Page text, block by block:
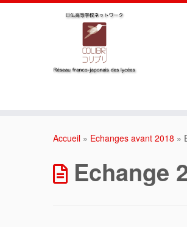
Accueil » Echanges avant 2018 »
Echange